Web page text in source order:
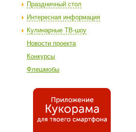
Праздничный стол
Интересная информация
Кулинарные ТВ-шоу
Новости проекта
Конкурсы
Флешмобы